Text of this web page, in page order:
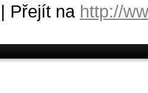
| Přejít na http://